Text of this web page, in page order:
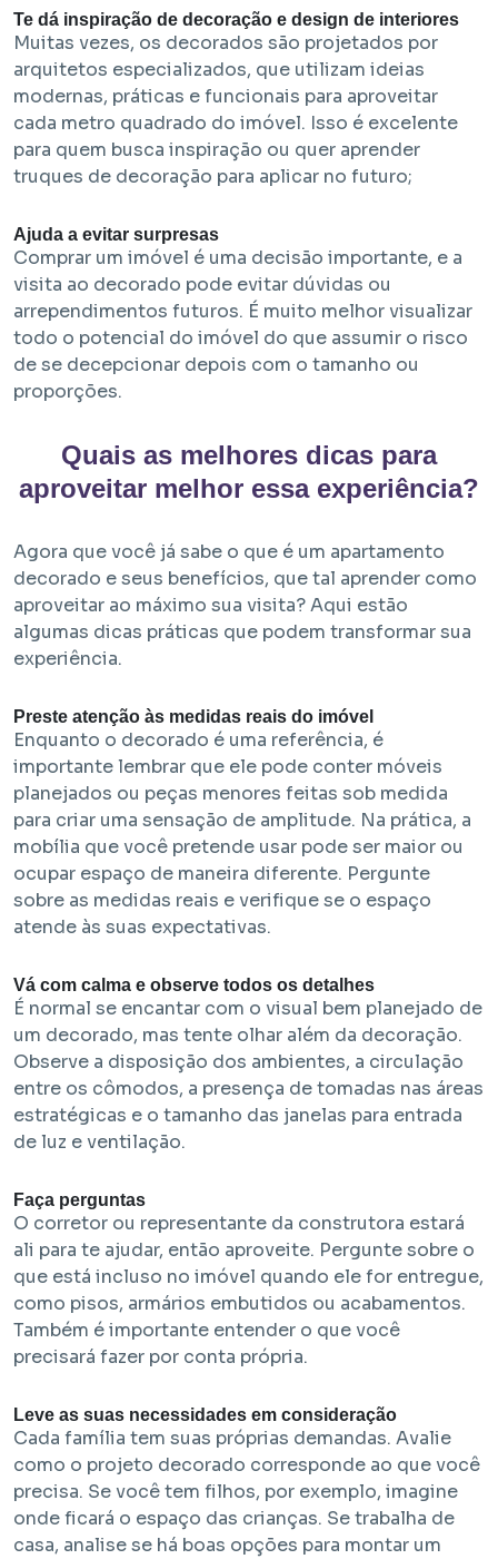
Te dá inspiração de decoração e design de interiores
Muitas vezes, os decorados são projetados por
arquitetos especializados, que utilizam ideias
modernas, práticas e funcionais para aproveitar
cada metro quadrado do imóvel. Isso é excelente
para quem busca inspiração ou quer aprender
truques de decoração para aplicar no futuro;
Ajuda a evitar surpresas
Comprar um imóvel é uma decisão importante, e a
visita ao decorado pode evitar dúvidas ou
arrependimentos futuros. É muito melhor visualizar
todo o potencial do imóvel do que assumir o risco
de se decepcionar depois com o tamanho ou
proporções.
Quais as melhores dicas para
aproveitar melhor essa experiência?
Agora que você já sabe o que é um apartamento
decorado e seus benefícios, que tal aprender como
aproveitar ao máximo sua visita? Aqui estão
algumas dicas práticas que podem transformar sua
experiência.
Preste atenção às medidas reais do imóvel
Enquanto o decorado é uma referência, é
importante lembrar que ele pode conter móveis
planejados ou peças menores feitas sob medida
para criar uma sensação de amplitude. Na prática, a
mobília que você pretende usar pode ser maior ou
ocupar espaço de maneira diferente. Pergunte
sobre as medidas reais e verifique se o espaço
atende às suas expectativas.
Vá com calma e observe todos os detalhes
É normal se encantar com o visual bem planejado de
um decorado, mas tente olhar além da decoração.
Observe a disposição dos ambientes, a circulação
entre os cômodos, a presença de tomadas nas áreas
estratégicas e o tamanho das janelas para entrada
de luz e ventilação.
Faça perguntas
O corretor ou representante da construtora estará
ali para te ajudar, então aproveite. Pergunte sobre o
que está incluso no imóvel quando ele for entregue,
como pisos, armários embutidos ou acabamentos.
Também é importante entender o que você
precisará fazer por conta própria.
Leve as suas necessidades em consideração
Cada família tem suas próprias demandas. Avalie
como o projeto decorado corresponde ao que você
precisa. Se você tem filhos, por exemplo, imagine
onde ficará o espaço das crianças. Se trabalha de
casa, analise se há boas opções para montar um